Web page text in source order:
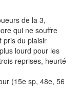
de la 3,
qui ne souffre
pris du plaisir
lourd pour les
reprises, heurté
(15e sp, 48e, 56